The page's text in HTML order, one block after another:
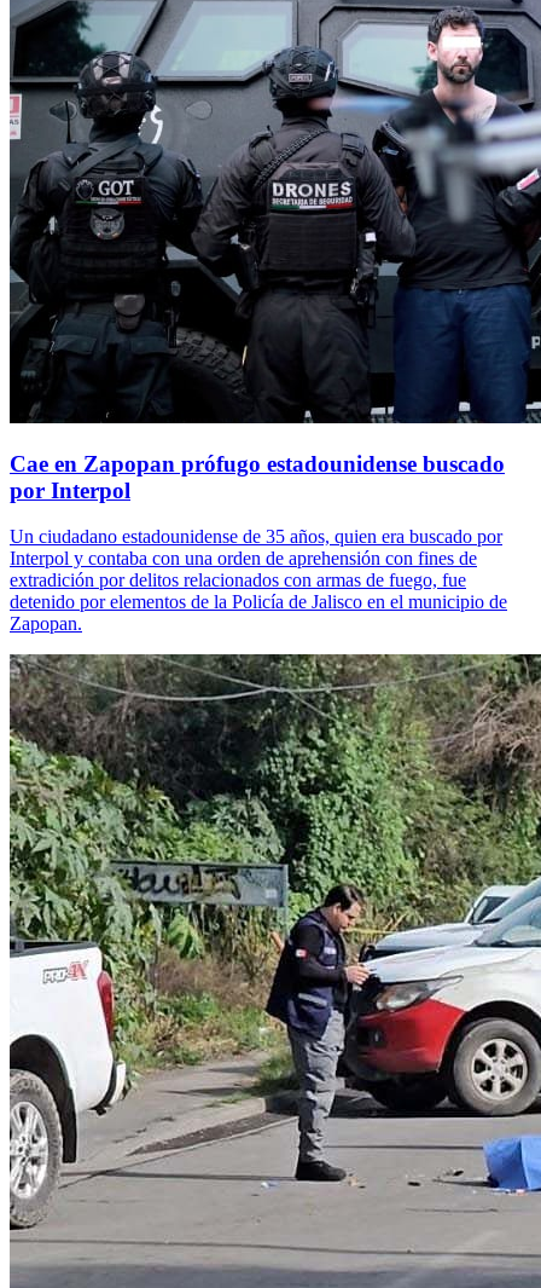
Cae en Zapopan prófugo estadounidense buscado
por Interpol
Un ciudadano estadounidense de 35 años, quien era buscado por
Interpol y contaba con una orden de aprehensión con fines de
extradición por delitos relacionados con armas de fuego, fue
detenido por elementos de la Policía de Jalisco en el municipio de
Zapopan.